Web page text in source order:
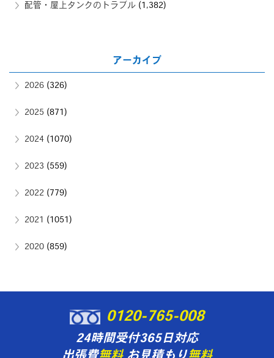
配管・屋上タンクのトラブル (1,382)
アーカイブ
2026 (326)
2025 (871)
2024 (1070)
2023 (559)
2022 (779)
2021 (1051)
2020 (859)
0120-765-008
24時間受付365日対応